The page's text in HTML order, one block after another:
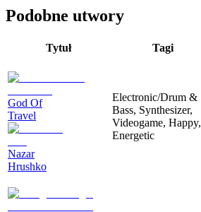
Podobne utwory
Tytuł Tagi
God Of
Travel
Nazar
Hrushko
Electronic/Drum &
Bass, Synthesizer,
Videogame, Happy,
Energetic